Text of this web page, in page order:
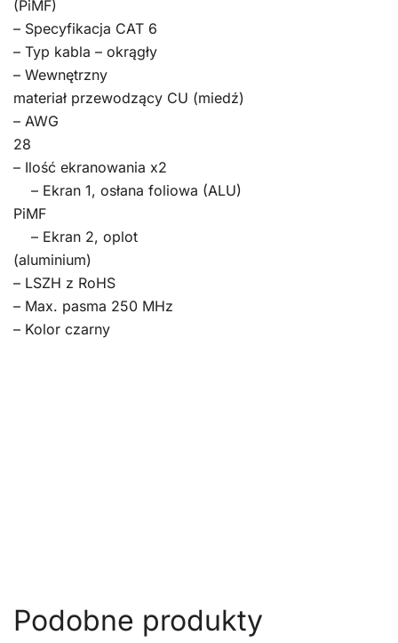
(PiMF)
– Specyfikacja CAT 6
– Typ kabla – okrągły
– Wewnętrzny
materiał przewodzący CU (miedź)
– AWG
28
– Ilość ekranowania x2
– Ekran 1, osłana foliowa (ALU)
PiMF
– Ekran 2, oplot
(aluminium)
– LSZH z RoHS
– Max. pasma 250 MHz
– Kolor czarny
Podobne produkty